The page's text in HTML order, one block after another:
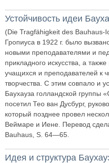
Устойчивость идеи
(Die Tragfähigkeit des Bauhaus-
Гропиуса в 1922 г. было
новыми преподавателями и
прикладного искусства, а
учащихся и преподавателей
творчества. С этим совпало и
Баухауза голландской группы
посетил Тео ван Дусбург,
который позднее провел
Веймаре и Иене. Перевод
Bauhaus, S. 64—65.
Идея и структура